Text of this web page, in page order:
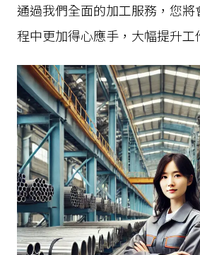
通過我們全面的加工服務，您
程中更加得心應手，大幅提升工